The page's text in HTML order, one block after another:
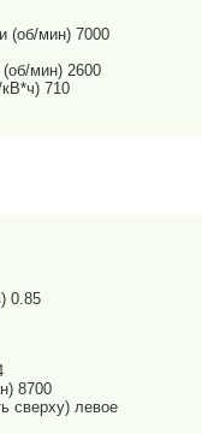
(об/мин) 7000
мин) 2600
710
0.85
8700
сверху) левое